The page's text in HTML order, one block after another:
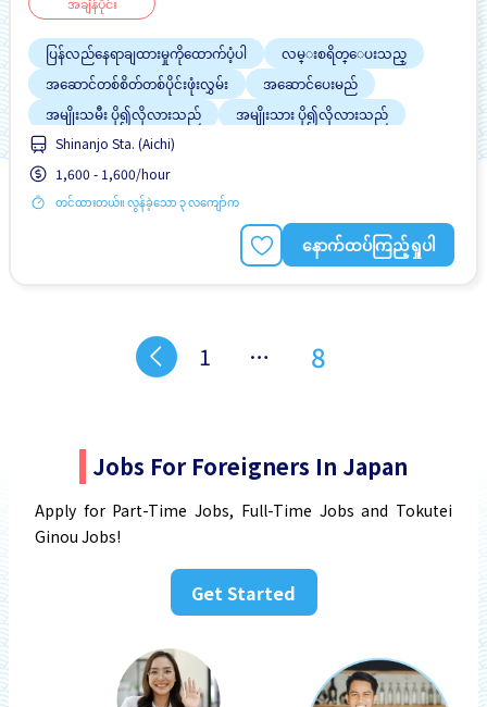
အချိန်ပိုင်း
ပြန်လည်နေရာချထားမှုကိုထောက်ပံ့ပါ
လမ္းစရိတ္ေပးသည္
အဆောင်တစ်စိတ်တစ်ပိုင်းဖုံးလွှမ်း
အဆောင်ပေးမည်
အမျိုးသမီး ပို၍လိုလားသည်
အမျိုးသား ပို၍လိုလားသည်
အလုပ္ခ်ိန္နည္းေသာ
Shinanjo Sta. (Aichi)
1,600 - 1,600/hour
တင်ထားတယ်။ လွန်ခဲ့သော ၃ လကျော်က
နောက်ထပ်ကြည့်ရှုပါ
1 … 8
Jobs For Foreigners In Japan
Apply for Part-Time Jobs, Full-Time Jobs and Tokutei
Ginou Jobs!
Get Started